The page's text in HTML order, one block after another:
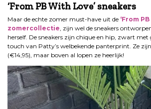
‘From PB With Love’ sneakers
Maar de echte zomer must-have uit de ‘From
zomercollectie, zijn wel de sneakers
herself. De sneakers zijn chique en hip, zwart met
touch van Patty’s welbekende panterprint. Ze
(€14,95), maar boven al lopen ze heerlijk!